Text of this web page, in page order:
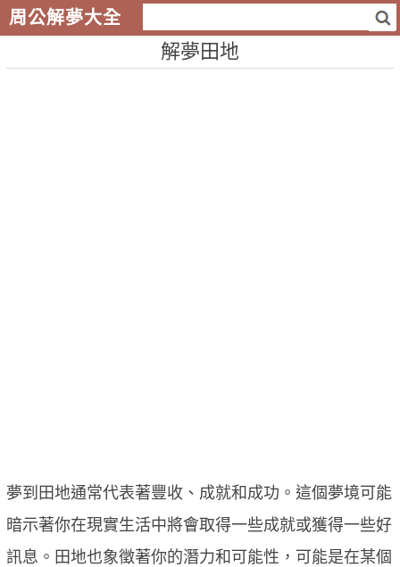
周公解夢大全
解夢田地
夢到田地通常代表著豐收、成就和成功。這個夢境可能
暗示著你在現實生活中將會取得一些成就或獲得一些好
訊息。田地也象徵著你的潛力和可能性，可能是在某個